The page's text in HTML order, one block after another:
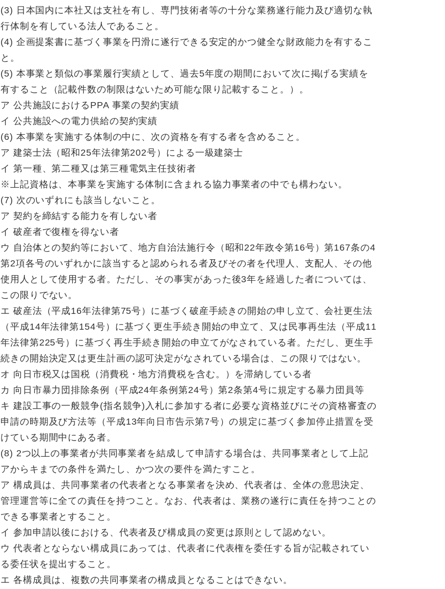
(3) 日本国内に本社又は支社を有し、専門技術者等の十分な業務遂行能力及び適切な執
行体制を有している法人であること。
(4) 企画提案書に基づく事業を円滑に遂行できる安定的かつ健全な財政能力を有するこ
と。
(5) 本事業と類似の事業履行実績として、過去5年度の期間において次に掲げる実績を
有すること（記載件数の制限はないため可能な限り記載すること。）。
ア 公共施設におけるPPA 事業の契約実績
イ 公共施設への電力供給の契約実績
(6) 本事業を実施する体制の中に、次の資格を有する者を含めること。
ア 建築士法（昭和25年法律第202号）による一級建築士
イ 第一種、第二種又は第三種電気主任技術者
※上記資格は、本事業を実施する体制に含まれる協力事業者の中でも構わない。
(7) 次のいずれにも該当しないこと。
ア 契約を締結する能力を有しない者
イ 破産者で復権を得ない者
ウ 自治体との契約等において、地方自治法施行令（昭和22年政令第16号）第167条の4
第2項各号のいずれかに該当すると認められる者及びその者を代理人、支配人、その他
使用人として使用する者。ただし、その事実があった後3年を経過した者については、
この限りでない。
エ 破産法（平成16年法律第75号）に基づく破産手続きの開始の申し立て、会社更生法
（平成14年法律第154号）に基づく更生手続き開始の申立て、又は民事再生法（平成11
年法律第225号）に基づく再生手続き開始の申立てがなされている者。ただし、更生手
続きの開始決定又は更生計画の認可決定がなされている場合は、この限りではない。
オ 向日市税又は国税（消費税・地方消費税を含む。）を滞納している者
カ 向日市暴力団排除条例（平成24年条例第24号）第2条第4号に規定する暴力団員等
キ 建設工事の一般競争(指名競争)入札に参加する者に必要な資格並びにその資格審査の
申請の時期及び方法等（平成13年向日市告示第7号）の規定に基づく参加停止措置を受
けている期間中にある者。
(8) 2つ以上の事業者が共同事業者を結成して申請する場合は、共同事業者として上記
アからキまでの条件を満たし、かつ次の要件を満たすこと。
ア 構成員は、共同事業者の代表者となる事業者を決め、代表者は、全体の意思決定、
管理運営等に全ての責任を持つこと。なお、代表者は、業務の遂行に責任を持つことの
できる事業者とすること。
イ 参加申請以後における、代表者及び構成員の変更は原則として認めない。
ウ 代表者とならない構成員にあっては、代表者に代表権を委任する旨が記載されてい
る委任状を提出すること。
エ 各構成員は、複数の共同事業者の構成員となることはできない。